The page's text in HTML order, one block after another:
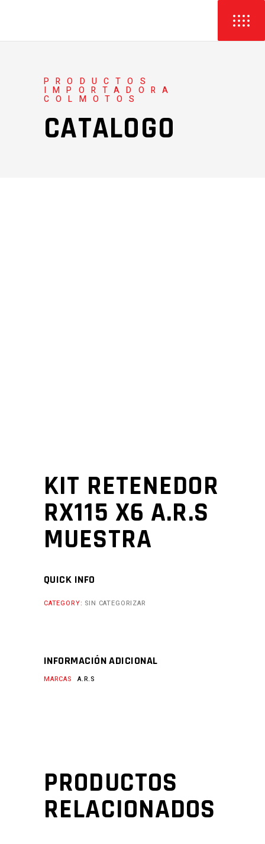
PRODUCTOS
IMPORTADORA
COLMOTOS
CATALOGO
KIT RETENEDOR
RX115 X6 A.R.S
MUESTRA
QUICK INFO
CATEGORY: SIN CATEGORIZAR
INFORMACIÓN ADICIONAL
MARCAS A.R.S
PRODUCTOS
RELACIONADOS